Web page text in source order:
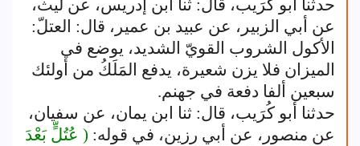
حدثنا أبو كُرَيب، قال: ثنا ابن إدريس، عن ليث،
عن أبي الزبير، عن عبيد بن عمير، قال: العتلّ:
الأكول الشروب القويّ الشديد، يوضع في
الميزان فلا يزن شعيرة، يدفع المَلَكُ من أولئك
سبعين ألفا دفعة في جهنم.
حدثنا أبو كُرَيب، قال: ثنا ابن يمان، عن سفيان،
عن منصور، عن أبي رزين، في قوله: ( عُتُلٍّ بَعْدَ